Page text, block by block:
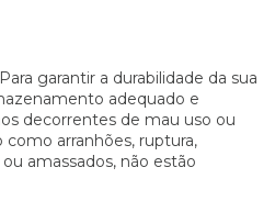
Para garantir a durabilidade da sua
adequado e
decorrentes de mau uso ou
arranhões, ruptura,
amassados, não estão